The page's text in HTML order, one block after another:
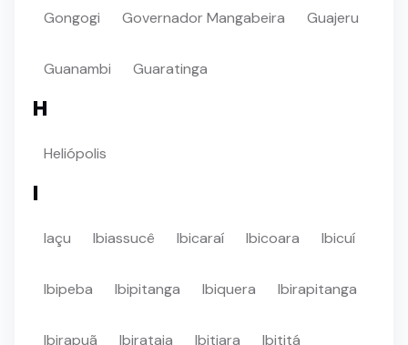
Gongogi Governador Mangabeira Guajeru
Guanambi Guaratinga
H
Heliópolis
I
Iaçu Ibiassucê Ibicaraí Ibicoara Ibicuí
Ibipeba Ibipitanga Ibiquera Ibirapitanga
Ibirapuã Ibirataia Ibitiara Ibititá